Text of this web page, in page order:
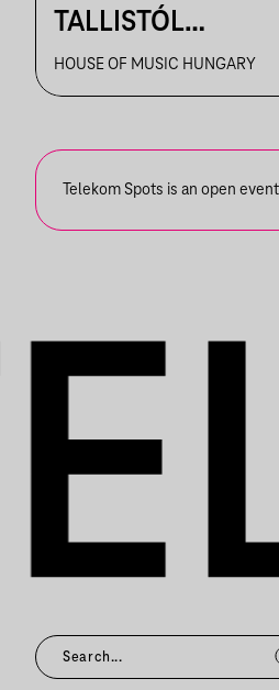
TALLISTÓL
PIAZZOLLÁIG
HOUSE OF MUSIC HUNGARY
Telekom Spots is an open